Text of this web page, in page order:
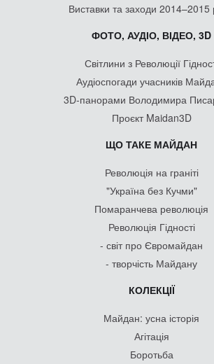
Виставки та заходи 2014–2015
ФОТО, АУДІО, ВІДЕО, 3D
Світлини з Революції
Аудіоспогади учасників
3D-панорами Володимира
Проєкт Maidan3D
ЩО ТАКЕ МАЙДАН
Революція на граніті
"Україна без Кучми"
Помаранчева революція
Революція Гідності
- світ про Євромайдан
- творчість Майдану
КОЛЕКЦІЇ
Майдан: усна історія
Агітація
Боротьба